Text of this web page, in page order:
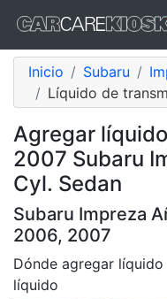
Inicio Subaru
Líquido de
Agregar
2007 Subaru
Cyl. Sedan
Subaru Impreza
2006, 2007
Dónde agregar
líquido